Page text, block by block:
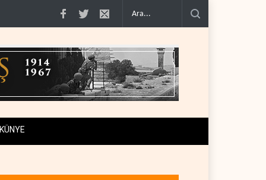
Trump, mühimmat krizini ifşa edenleri tehdit etti..
KÜNYE